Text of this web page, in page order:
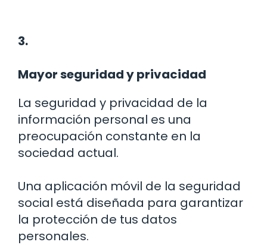
3.
Mayor seguridad y privacidad
La seguridad y privacidad de la
información personal es una
preocupación constante en la
sociedad actual.
Una aplicación móvil de la seguridad
social está diseñada para garantizar
la protección de tus datos
personales.